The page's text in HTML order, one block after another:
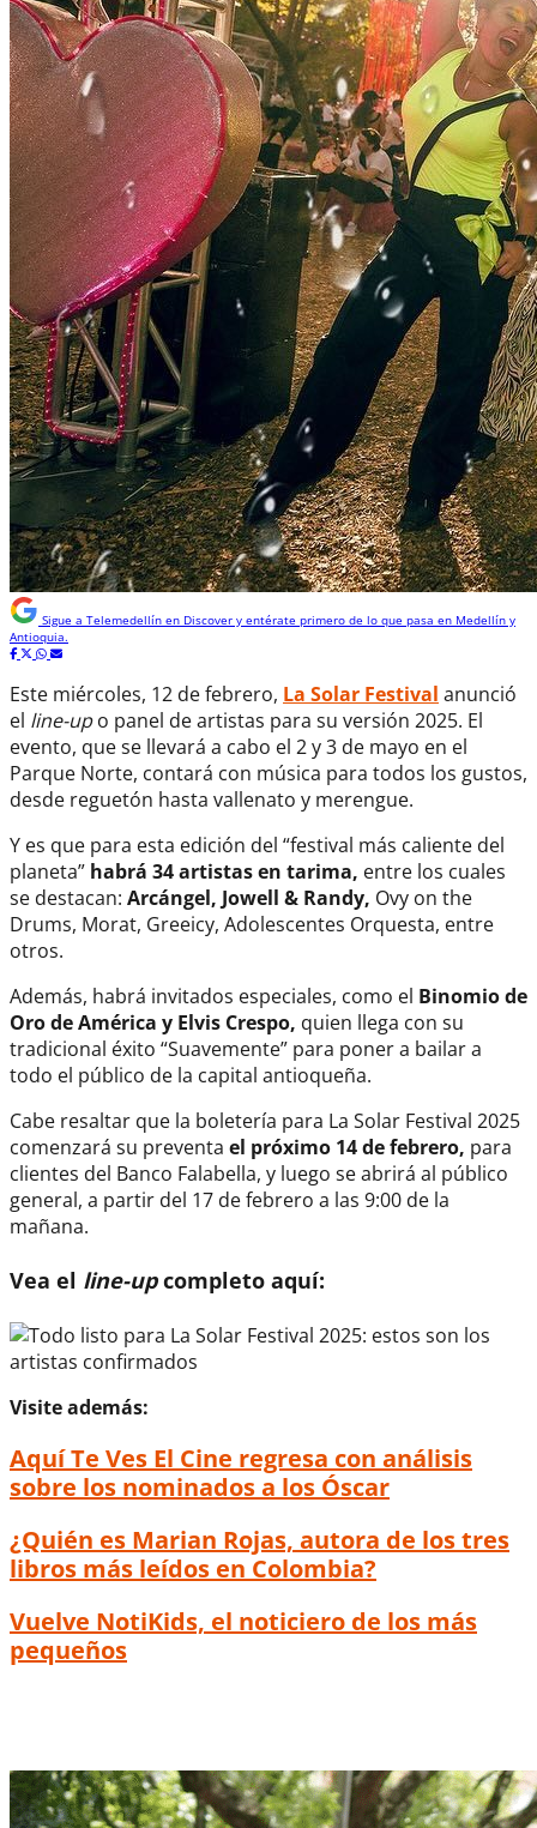
Sigue a Telemedellín en Discover y entérate primero de lo que pasa en Medellín y
Antioquia.
Este miércoles, 12 de febrero, La Solar Festival anunció
el line-upo panel de artistas para su versión 2025. El
evento, que se llevará a cabo el 2 y 3 de mayo en el
Parque Norte, contará con música para todos los gustos,
desde reguetón hasta vallenato y merengue.
Y es que para esta edición del “festival más caliente del
planeta” habrá 34 artistas en tarima, entre los cuales
se destacan: Arcángel, Jowell & Randy, Ovy on the
Drums, Morat, Greeicy, Adolescentes Orquesta, entre
otros.
Además, habrá invitados especiales, como el Binomio de
Oro de América y Elvis Crespo, quien llega con su
tradicional éxito “Suavemente” para poner a bailar a
todo el público de la capital antioqueña.
Cabe resaltar que la boletería para La Solar Festival 2025
comenzará su preventa el próximo 14 de febrero, para
clientes del Banco Falabella, y luego se abrirá al público
general, a partir del 17 de febrero a las 9:00 de la
mañana.
Vea el line-upcompleto aquí:
Visite además:
Aquí Te Ves El Cine regresa con análisis
sobre los nominados a los Óscar
¿Quién es Marian Rojas, autora de los tres
libros más leídos en Colombia?
Vuelve NotiKids, el noticiero de los más
pequeños